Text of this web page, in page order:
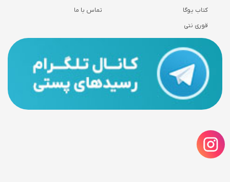
کتاب یوگا
قوری نتی
تماس با ما